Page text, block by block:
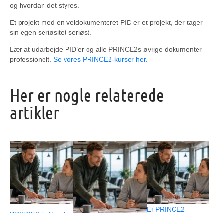
og hvordan det styres.
Et projekt med en veldokumenteret PID er et projekt, der tager
sin egen seriøsitet seriøst.
Lær at udarbejde PID’er og alle PRINCE2s øvrige dokumenter
professionelt. Se vores PRINCE2-kurser her.
Her er nogle relaterede
artikler
Er PRINCE2